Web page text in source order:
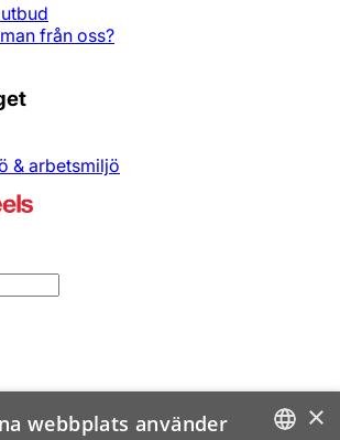
från oss?
& arbetsmiljö
×
webbplats använder